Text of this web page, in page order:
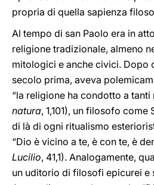
propria di quella sapienza
Al tempo di san Paolo era in
religione tradizionale, almeno
mitologici e anche civici. Dopo
secolo prima, aveva
“la religione ha condotto a tanti
natura, 1,101), un filosofo come
di là di ogni ritualismo
“Dio è vicino a te, è con te, è
Lucilio, 41,1). Analogamente,
un uditorio di filosofi epicurei e